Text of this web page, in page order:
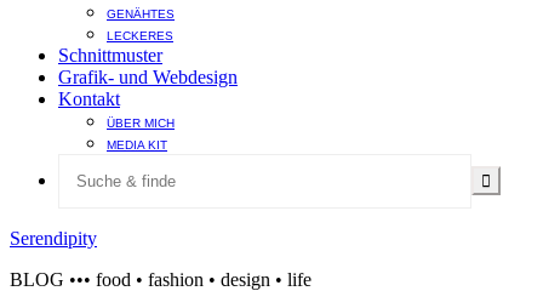
GENÄHTES
LECKERES
Schnittmuster
Grafik- und Webdesign
Kontakt
ÜBER MICH
MEDIA KIT
Serendipity
BLOG ••• food • fashion • design • life